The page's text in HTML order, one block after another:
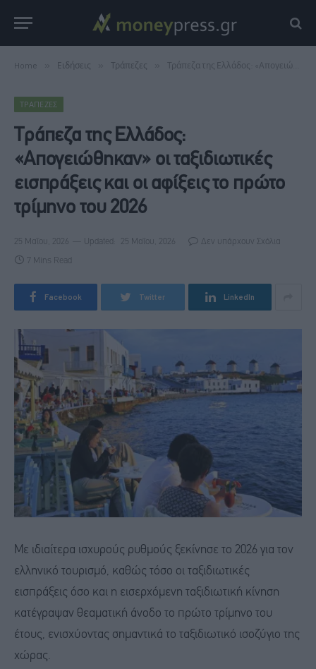
Home Ειδήσεις Τράπεζες Τράπεζα της Ελλάδος: «Απογειώθηκαν» οι ταξιδιωτικές εισπράξεις και οι αφίξεις το πρώτο τρίμηνο του 2026
ΤΡΆΠΕΖΕΣ
Τράπεζα της Ελλάδος:
«Απογειώθηκαν» οι ταξιδιωτικές
εισπράξεις και οι αφίξεις το πρώτο
τρίμηνο του 2026
25 Μαΐου, 2026 Updated: 25 Μαΐου, 2026 Δεν υπάρχουν Σχόλια
7 Mins Read
Facebook Twitter LinkedIn
Με ιδιαίτερα ισχυρούς ρυθμούς ξεκίνησε το 2026 για τον
ελληνικό τουρισμό, καθώς τόσο οι ταξιδιωτικές
εισπράξεις όσο και η εισερχόμενη ταξιδιωτική κίνηση
κατέγραψαν θεαματική άνοδο το πρώτο τρίμηνο του
έτους, ενισχύοντας σημαντικά το ταξιδιωτικό ισοζύγιο της
χώρας.